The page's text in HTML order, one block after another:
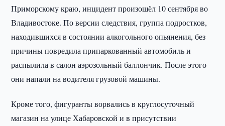
Приморскому краю, инцидент произошёл 10 сентября во
Владивостоке. По версии следствия, группа подростков,
находившихся в состоянии алкогольного опьянения, без
причины повредила припаркованный автомобиль и
распылила в салон аэрозольный баллончик. После этого
они напали на водителя грузовой машины.
Кроме того, фигуранты ворвались в круглосуточный
магазин на улице Хабаровской и в присутствии